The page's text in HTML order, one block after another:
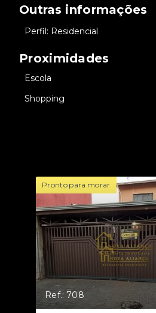
Outras informações
Perfil: Residencial
Proximidades
Escola
Shopping
Pronto para morar
Ref.: 708